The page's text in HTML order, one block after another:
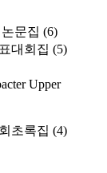
문집 (6)
대회집 (5)
Upper
초록집 (4)